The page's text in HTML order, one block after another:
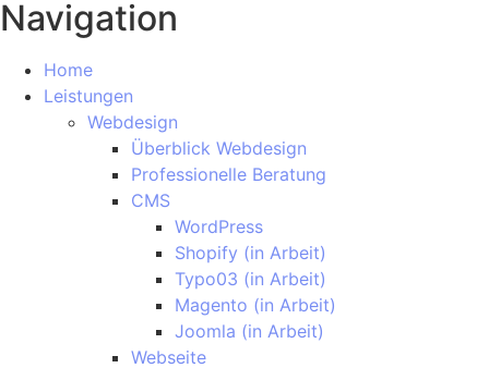
Navigation
Home
Leistungen
Webdesign
Überblick Webdesign
Professionelle Beratung
CMS
WordPress
Shopify (in Arbeit)
Typo03 (in Arbeit)
Magento (in Arbeit)
Joomla (in Arbeit)
Webseite